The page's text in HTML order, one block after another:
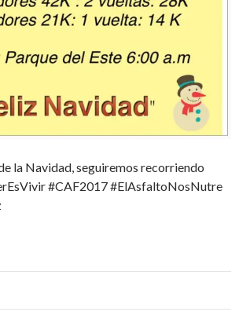
la Navidad, seguiremos recorriendo
#CAF2017 #ElAsfaltoNosNutre